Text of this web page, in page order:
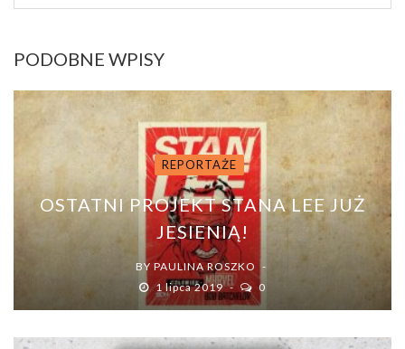
PODOBNE WPISY
REPORTAŻE
OSTATNI PROJEKT STANA LEE JUŻ
JESIENIĄ!
BY PAULINA ROSZKO
1 lipca 2019
0